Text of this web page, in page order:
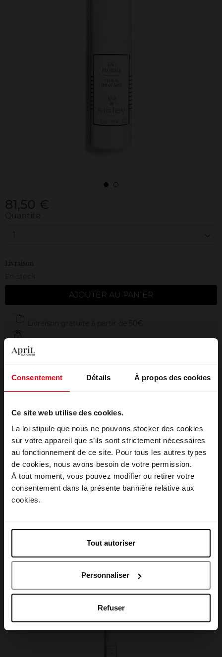
Consentement Détails À propos des cookies
Ce site web utilise des cookies.
La loi stipule que nous ne pouvons stocker des cookies
sur votre appareil que s’ils sont strictement nécessaires
au fonctionnement de ce site. Pour tous les autres types
de cookies, nous avons besoin de votre permission.
À tout moment, vous pouvez modifier ou retirer votre
consentement dans la présente bannière relative aux
cookies.
Tout autoriser
Personnaliser
Refuser
1
Livraison
En stock
AJOUTER AU PANIER
Retour gratuit dans votre magasin
Emballage cadeau offert
Description
Conseil d'utilisation
Caractéristiques
Oublié quelque chose ?
Choisissez votre pays
April Belgique
April Luxembourg